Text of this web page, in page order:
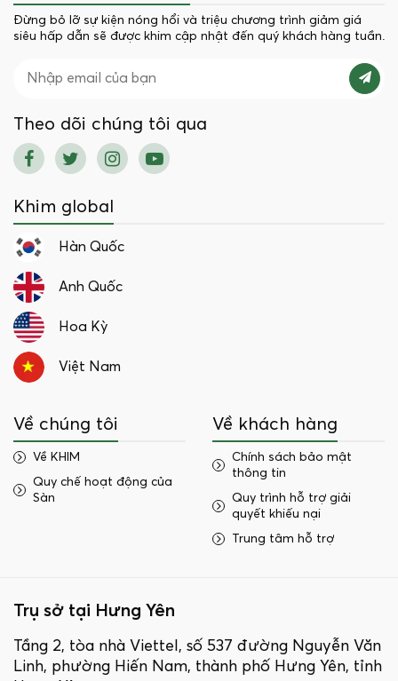
Đừng bỏ lỡ sự kiện nóng hổi và triệu chương trình giảm giá
siêu hấp dẫn sẽ được khim cập nhật đến quý khách hàng tuần.
Theo dõi chúng tôi qua
Khim global
Hàn Quốc
Anh Quốc
Hoa Kỳ
Việt Nam
Về chúng tôi
Về KHIM
Quy chế hoạt động của
Sàn
Về khách hàng
Chính sách bảo mật
thông tin
Quy trình hỗ trợ giải
quyết khiếu nại
Trung tâm hỗ trợ
Trụ sở tại Hưng Yên
Tầng 2, tòa nhà Viettel, số 537 đường Nguyễn Văn
Linh, phường Hiến Nam, thành phố Hưng Yên, tỉnh